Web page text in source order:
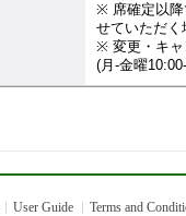
※ 席確定以
せていただく
※ 変更・キ
(月 -金曜
User Guide Terms and